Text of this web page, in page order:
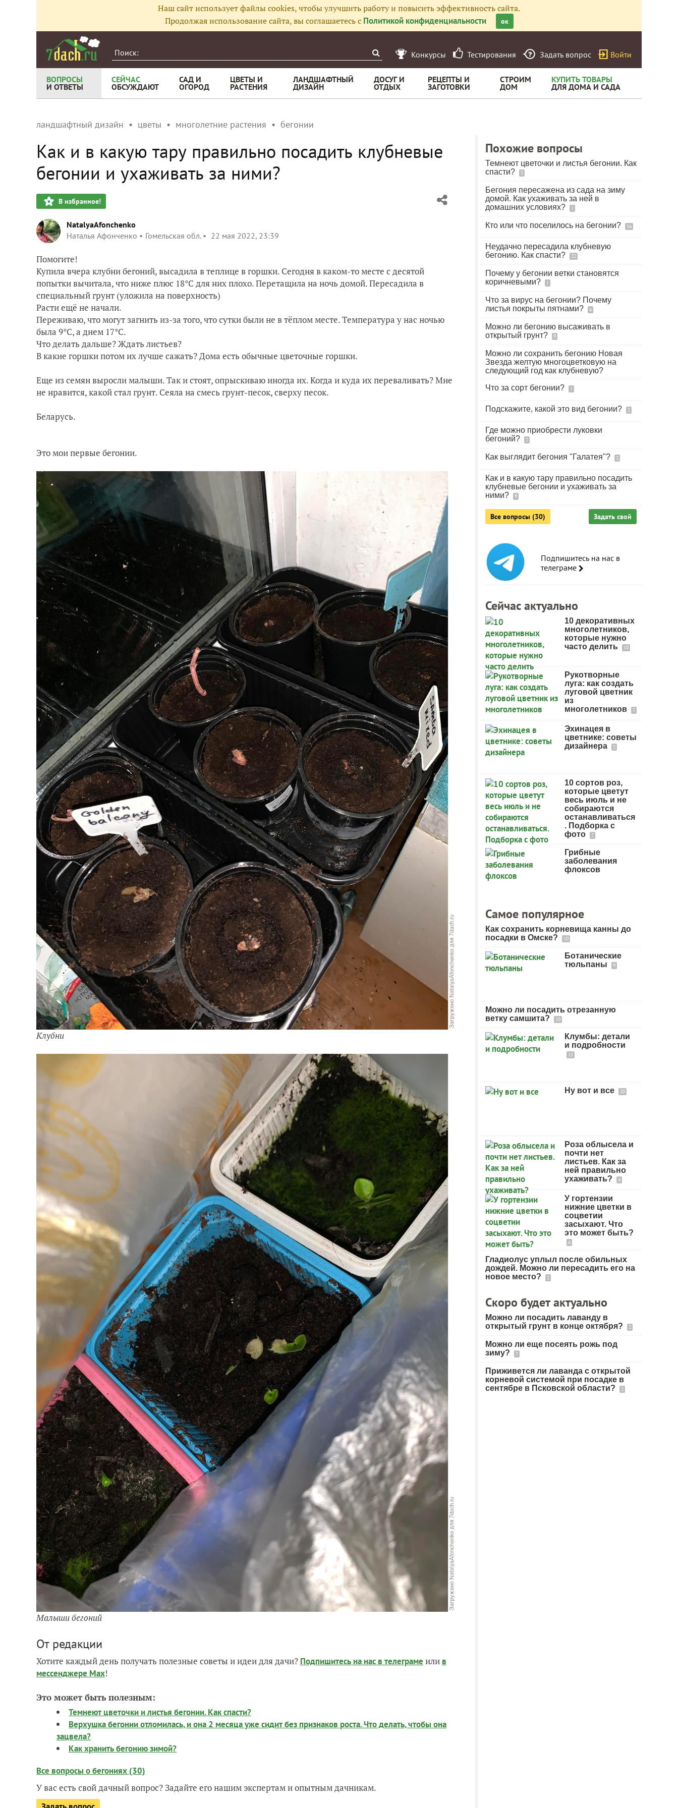
Наш сайт использует файлы cookies, чтобы улучшить работу и повысить эффективность сайта.
Продолжая использование сайта, вы соглашаетесь с Политикой конфиденциальности ок
Конкурсы Тестирования Задать вопрос Войти
ВОПРОСЫ
И ОТВЕТЫ
СЕЙЧАС
ОБСУЖДАЮТ
САД И
ОГОРОД
ЦВЕТЫ И
РАСТЕНИЯ
ЛАНДШАФТНЫЙ
ДИЗАЙН
ДОСУГ И
ОТДЫХ
РЕЦЕПТЫ И
ЗАГОТОВКИ
СТРОИМ
ДОМ
КУПИТЬ ТОВАРЫ
ДЛЯ ДОМА И САДА
ландшафтный дизайн цветы многолетние растения бегонии
Как и в какую тару правильно посадить клубневые
бегонии и ухаживать за ними?
В избранное!
NatalyaAfonchenko
Наталья Афонченко
Гомельская обл. 22 мая 2022, 23:39
Помогите!
Купила вчера клубни бегоний, высадила в теплице в горшки. Сегодня в каком-то месте с десятой
попытки вычитала, что ниже плюс 18°С для них плохо. Перетащила на ночь домой. Пересадила в
специальный грунт (уложила на поверхность)
Расти ещё не начали.
Переживаю, что могут загнить из-за того, что сутки были не в тёплом месте. Температура у нас ночью
была 9°С, а днем 17°С.
Что делать дальше? Ждать листьев?
В какие горшки потом их лучше сажать? Дома есть обычные цветочные горшки.
Еще из семян выросли малыши. Так и стоят, опрыскиваю иногда их. Когда и куда их переваливать? Мне
не нравится, какой стал грунт. Сеяла на смесь грунт-песок, сверху песок.
Беларусь.
Это мои первые бегонии.
Клубни
Малыши бегоний
От редакции
Хотите каждый день получать полезные советы и идеи для дачи? Подпишитесь на нас в телеграме или в
мессенджере Max!
Это может быть полезным:
Темнеют цветочки и листья бегонии. Как спасти?
Верхушка бегонии отломилась, и она 2 месяца уже сидит без признаков роста. Что делать, чтобы она
зацвела?
Как хранить бегонию зимой?
Все вопросы о бегониях (30)
У вас есть свой дачный вопрос? Задайте его нашим экспертам и опытным дачникам.
Похожие вопросы
Темнеют цветочки и листья бегонии. Как
спасти?
3
Бегония пересажена из сада на зиму
домой. Как ухаживать за ней в
домашних условиях?
1
Кто или что поселилось на бегонии? 16
Неудачно пересадила клубневую
бегонию. Как спасти?
22
Почему у бегонии ветки становятся
коричневыми?
1
Что за вирус на бегонии? Почему
листья покрыты пятнами?
6
Можно ли бегонию высаживать в
открытый грунт?
9
Можно ли сохранить бегонию Новая
Звезда желтую многоцветковую на
следующий год как клубневую?
Что за сорт бегонии?
1
Подскажите, какой это вид бегонии? 2
Где можно приобрести луковки
бегоний?
2
Как выглядит бегония "Галатея"? 2
Как и в какую тару правильно посадить
клубневые бегонии и ухаживать за
ними?
9
Все вопросы (30) Задать свой
Подпишитесь на нас в
телеграме
Сейчас актуально
10 декоративных
многолетников,
которые нужно
часто делить
10
Рукотворные
луга: как создать
луговой цветник
из
многолетников
7
Эхинацея в
цветнике: советы
дизайнера
2
10 сортов роз,
которые цветут
весь июль и не
собираются
останавливаться
. Подборка с
фото
7
Грибные
заболевания
флоксов
Самое популярное
Как сохранить корневища канны до
посадки в Омске?
10
Ботанические
тюльпаны
9
Можно ли посадить отрезанную
ветку самшита?
10
Клумбы: детали
и подробности
15
Ну вот и все 20
Роза облысела и
почти нет
листьев. Как за
ней правильно
ухаживать?
4
У гортензии
нижние цветки в
соцветии
засыхают. Что
это может быть?
6
Гладиолус уплыл после обильных
дождей. Можно ли пересадить его на
новое место?
2
Скоро будет актуально
Можно ли посадить лаванду в
открытый грунт в конце октября?
2
Можно ли еще посеять рожь под
зиму?
7
Приживется ли лаванда с открытой
корневой системой при посадке в
сентябре в Псковской области?
2